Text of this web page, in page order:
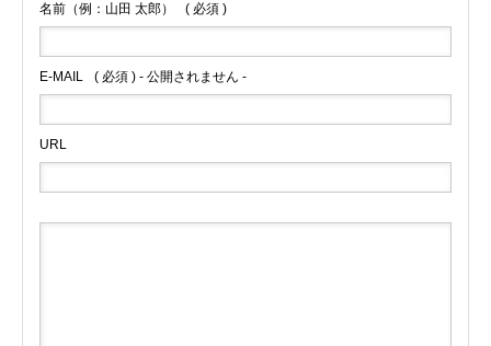
名前（例：山田 太郎） ( 必須 )
E-MAIL ( 必須 ) - 公開されません -
URL